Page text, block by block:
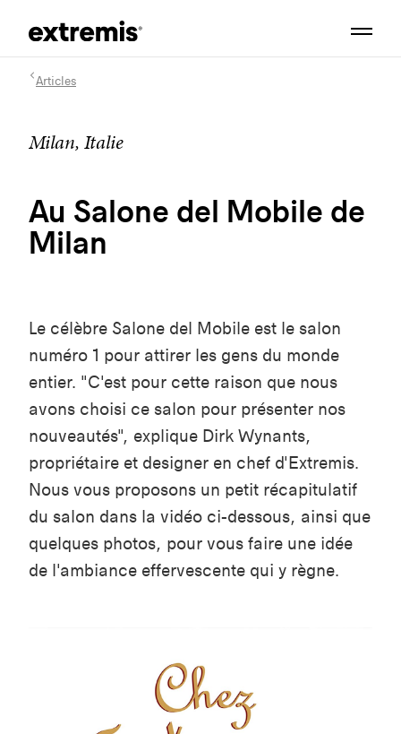
Articles
Milan, Italie
Au Salone del Mobile de
Milan
Le célèbre Salone del Mobile est le salon
numéro 1 pour attirer les gens du monde
entier. "C'est pour cette raison que nous
avons choisi ce salon pour présenter nos
nouveautés", explique Dirk Wynants,
propriétaire et designer en chef d'Extremis.
Nous vous proposons un petit récapitulatif
du salon dans la vidéo ci-dessous, ainsi que
quelques photos, pour vous faire une idée
de l'ambiance effervescente qui y règne.